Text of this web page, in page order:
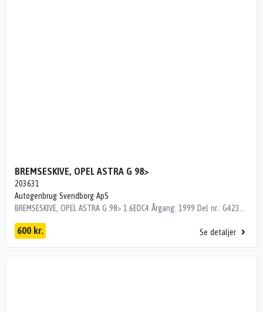
BREMSESKIVE, OPEL ASTRA G 98>
203631
Autogenbrug Svendborg ApS
BREMSESKIVE, OPEL ASTRA G 98> 1.6EDC4 Årgang: 1999 Del nr.: G42304 Dito nr.: 50613790 Stamkort nr.: 1000 BAG SÆT 203631 FOT
600 kr. Se detaljer